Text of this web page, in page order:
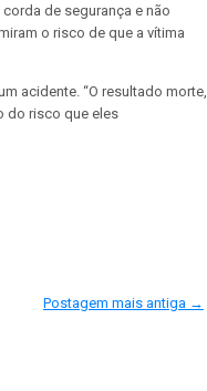
de segurança e não
o risco de que a vítima
acidente. “O resultado morte,
do risco que eles
Postagem mais antiga →